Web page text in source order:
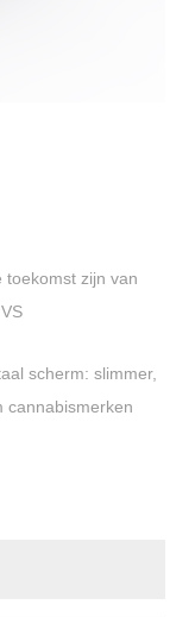
toekomst zijn van
scherm: slimmer,
cannabismerken